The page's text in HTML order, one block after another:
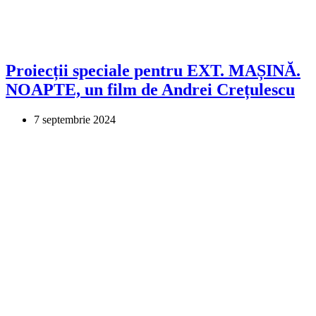
Proiecții speciale pentru EXT. MAȘINĂ.
NOAPTE, un film de Andrei Crețulescu
7 septembrie 2024